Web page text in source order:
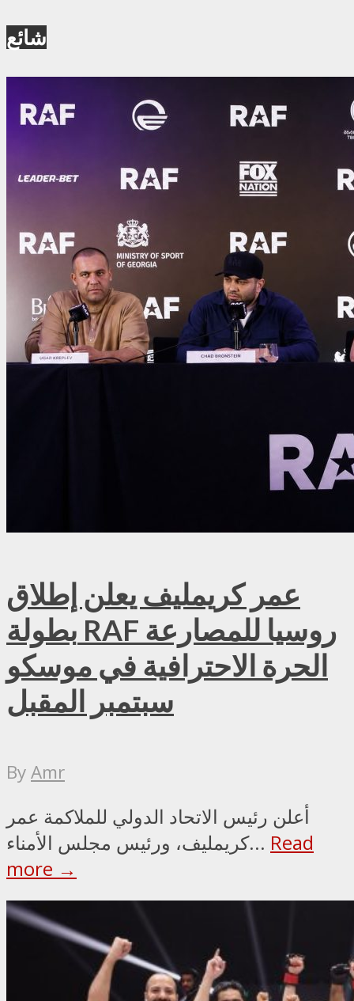
شائع
عمر كريمليف يعلن إطلاق
بطولة RAF روسيا للمصارعة
الحرة الاحترافية في موسكو
سبتمبر المقبل
ByAmr
أعلن رئيس الاتحاد الدولي للملاكمة عمر
كريمليف، ورئيس مجلس الأمناء... Read
more →